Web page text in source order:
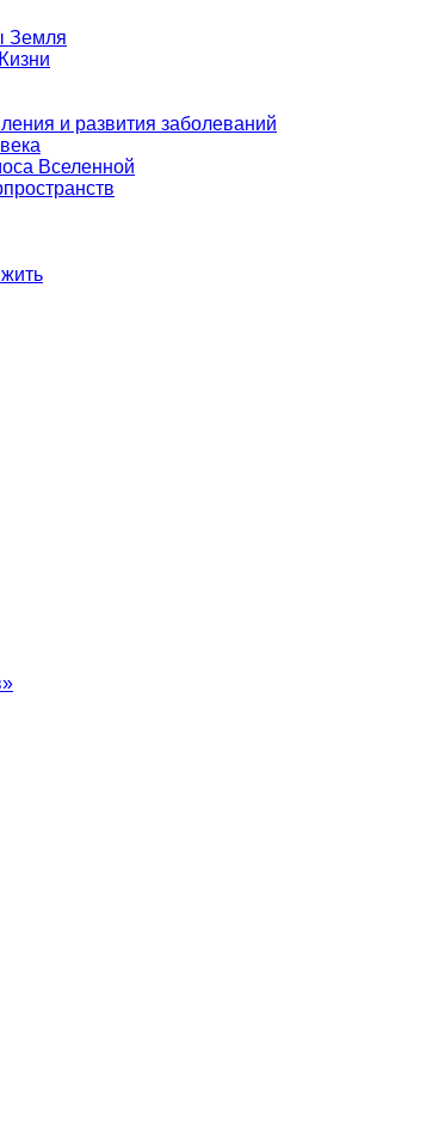
Земля
и развития заболеваний
Вселенной